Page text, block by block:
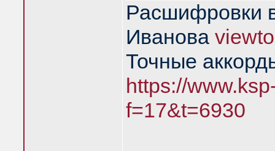
Расшифровки
Иванова
Точные
https://
f=17&t=6930